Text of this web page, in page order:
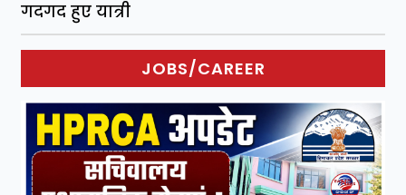
गदगद हुए यात्री
JOBS/CAREER